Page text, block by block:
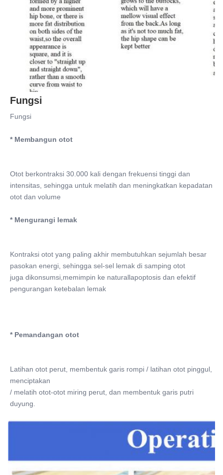
Fungsi
Fungsi
* Membangun otot
Otot berkontraksi 30.000 kali dengan frekuensi tinggi dan
intensitas, sehingga untuk melatih dan meningkatkan kepadatan
otot dan volume
* Mengurangi lemak
Kontraksi otot yang paling akhir membutuhkan sejumlah besar
pasokan energi, sehingga sel-sel lemak di samping otot
juga dikonsumsi,memimpin ke naturallapoptosis dan efektif
pengurangan ketebalan lemak
* Pemandangan otot
Latihan otot perut, membentuk garis rompi / latihan otot pinggul,
menciptakan
/ melatih otot-otot miring perut, dan membentuk garis putri
duyung.